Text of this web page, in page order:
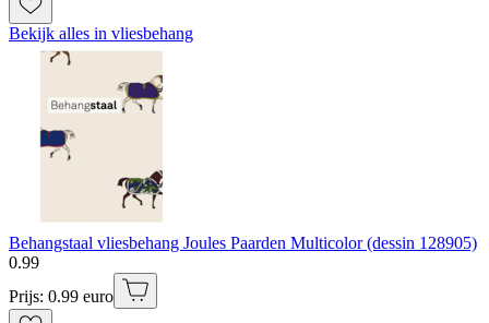
Bekijk alles in vliesbehang
Behangstaal vliesbehang Joules Paarden Multicolor (dessin 128905)
0.99
Prijs: 0.99 euro